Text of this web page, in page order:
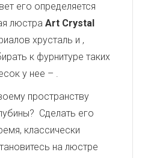
его определяется
люстра Art Crystal
хрусталь и ,
к фурнитуре таких
у нее – .
пространству
Сделать его
классически
на люстре